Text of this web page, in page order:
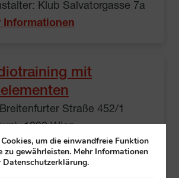
Klub Salvatorgasse 7a
Informationen
mit
Straße 452/1
1230 Wien
– 15:00um die einwandfreie Funktion
zu gewährleisten. Mehr Informationen
Datenschutzerklärung.